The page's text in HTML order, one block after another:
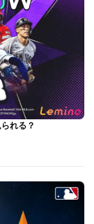
れる？